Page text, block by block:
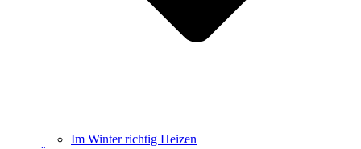
Im Winter richtig Heizen